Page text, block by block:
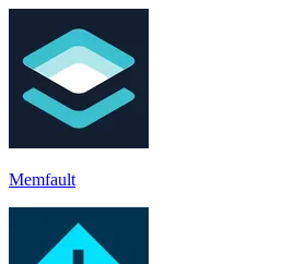
Memfault